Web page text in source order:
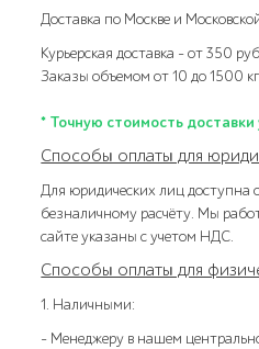
Доставка по Москве и
Курьерская доставка – от 350
Заказы объемом от 10 до 1500
* Точную стоимость
Способы оплаты для
Для юридических лиц доступна
безналичному расчёту. Мы
сайте указаны с учетом НДС.
Способы оплаты для
1. Наличными:
- Менеджеру в нашем